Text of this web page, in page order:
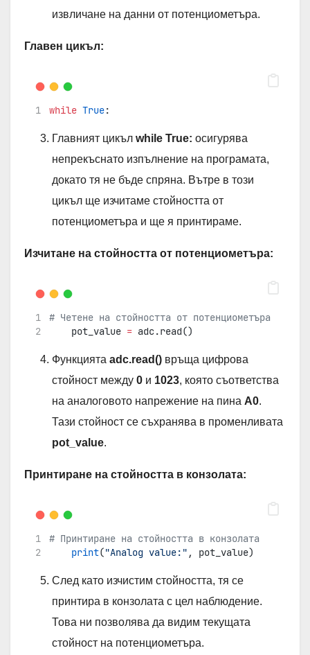
извличане на данни от потенциометъра.
Главен цикъл:
while True:
Главният цикъл while True: осигурява
непрекъснато изпълнение на програмата,
докато тя не бъде спряна. Вътре в този
цикъл ще изчитаме стойността от
потенциометъра и ще я принтираме.
Изчитане на стойността от потенциометъра:
# Четене на стойността от потенциометъра
    pot_value
= adc.read()
Функцията adc.read() връща цифрова
стойност между 0 и 1023, която съответства
на аналоговото напрежение на пина A0.
Тази стойност се съхранява в променливата
pot_value.
Принтиране на стойността в конзолата:
# Принтиране на стойността в конзолата
print("Analog value:" , pot_value)
След като изчистим стойността, тя се
принтира в конзолата с цел наблюдение.
Това ни позволява да видим текущата
стойност на потенциометъра.